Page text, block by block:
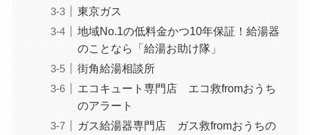
東京ガス
地域No.1の低料金かつ10年保証！給湯器
のことなら「給湯お助け隊」
街角給湯相談所
エコキュート専門店 エコ救fromおうち
のアラート
ガス給湯器専門店 ガス救fromおうちの